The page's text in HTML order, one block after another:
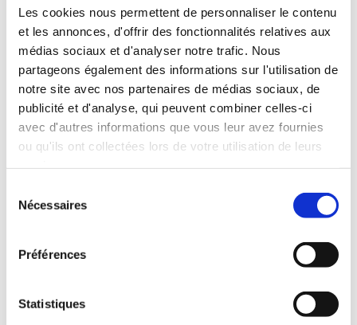
Les cookies nous permettent de personnaliser le contenu
et les annonces, d'offrir des fonctionnalités relatives aux
médias sociaux et d'analyser notre trafic. Nous
partageons également des informations sur l'utilisation de
notre site avec nos partenaires de médias sociaux, de
publicité et d'analyse, qui peuvent combiner celles-ci
avec d'autres informations que vous leur avez fournies
ou qu'ils ont collectées lors de votre utilisation de leurs
Nécessaires
Préférences
Statistiques
Pick-up with shuttle to the agency (5 min)
Unlimited mileage
Comprehensive insurance (excluding deductible)
Fuel: full tank to return full
RENTAL CONDITIONS
Years of driving license:2 years
Deposit:€1000